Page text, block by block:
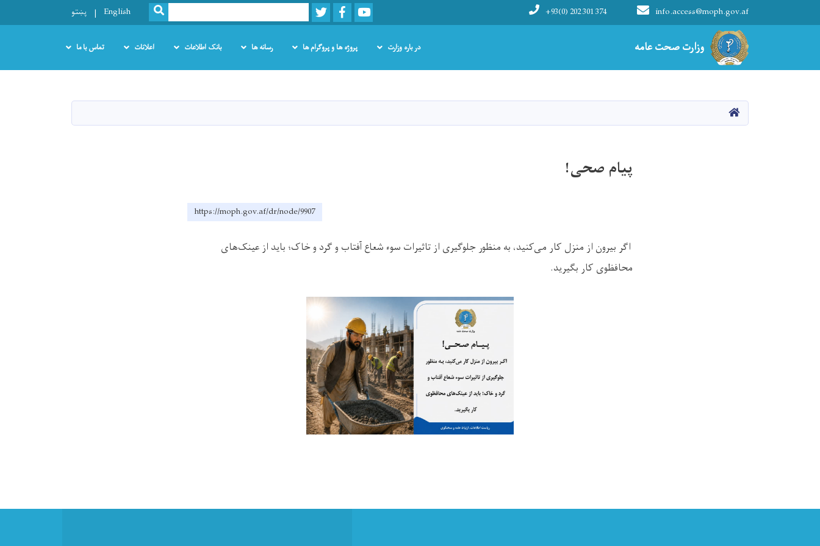
content
وزارت صحت عامه
info.access@moph.gov.af
+93(0) 202 301 374
Youtube
Facebook
Twitter
Search
SEARCH
English پښتو
Main navigation
وزارت صحت عامه در باره وزارت پروژه ها و پروگرام ها رسانه ها بانک اطلاعات اعلانات تماس با ما
HOME
پیام صحی!
https://moph.gov.af/dr/node/9907
اگر بیرون از منزل کار می‌کنید، به منظور جلوگیری از تاثیرات سوء شعاع آفتاب و گرد و خاک؛ باید از عینک‌های
محافظوی کار بگیرید.